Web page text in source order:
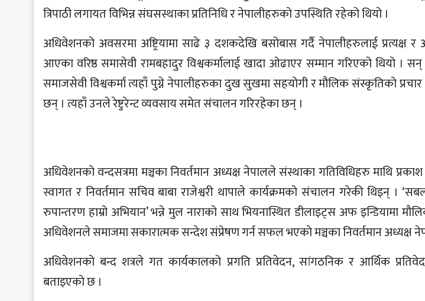
त्रिपाठी लगायत विभिन्न संघसस्थाका प्रतिनिधि र नेपालीहरुको उपस्थिति रहेको थियो ।
अधिवेशनको अवसरमा अष्ट्रियामा साढे ३ दशकदेखि बसोबास गर्दै नेपालीहरुलाई प्रत्यक्ष र
आएका वरिष्ठ समासेवी रामबहादुर विश्वकर्मालाई खादा ओढाएर सम्मान गरिएको थियो ।
समाजसेवी विश्वकर्मा त्यहाँ पुग्ने नेपालीहरुका दुख सुखमा सहयोगी र मौलिक संस्कृतिको
छन् । त्यहाँ उनले रेष्टुरेन्ट व्यवसाय समेत संचालन गरिरहेका छन् ।
अधिवेशनको वन्दसत्रमा मञ्चका निवर्तमान अध्यक्ष नेपालले संस्थाका गतिविधिहरु माथि
स्वागत र निवर्तमान सचिव बाबा राजेश्वरी थापाले कार्यक्रमको संचालन गरेकी थिइन् ।
रुपान्तरण हाम्रो अभियान’ भन्ने मुल नाराको साथ भियनास्थित डीलाइट्स अफ इन्डियामा
अधिवेशनले समाजमा सकारात्मक सन्देश संप्रेषण गर्न सफल भएकाे मञ्चका निवर्तमान अध्यक्ष
अधिवेशनको बन्द शत्रले गत कार्यकालको प्रगति प्रतिवेदन, सांगठनिक र आर्थिक
बताइएकाे छ ।